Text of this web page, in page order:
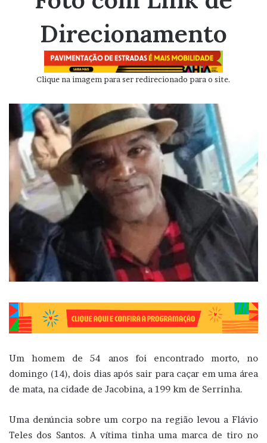
Direcionamento
Clique na imagem para ser redirecionado para o site.
Um homem de 54 anos foi encontrado morto, no
domingo (14), dois dias após sair para caçar em uma área
de mata, na cidade de Jacobina, a 199 km de Serrinha.
Uma denúncia sobre um corpo na região levou a Flávio
Teles dos Santos. A vítima tinha uma marca de tiro no